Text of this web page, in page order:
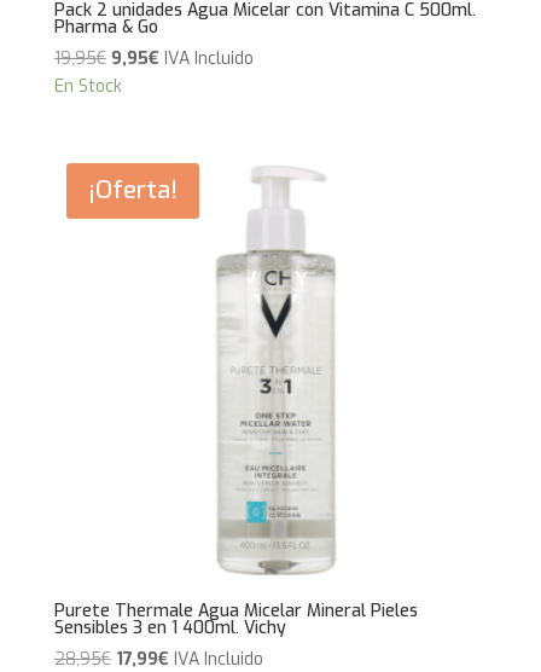
Pack 2 unidades Agua Micelar con Vitamina C 500ml.
Pharma & Go
19,95€ El
precio
19,95€.
9,95€El
9,95€.
IVA Incluido
En Stock
¡Oferta!
Purete Thermale Agua Micelar Mineral Pieles
Sensibles 3 en 1 400ml. Vichy
28,95€ El
17,99€ElIVA Incluido